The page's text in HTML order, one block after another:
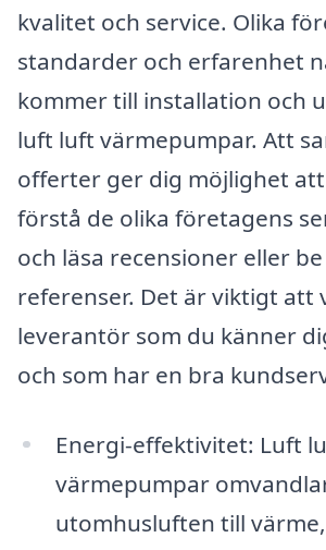
kvalitet och service. Olika
standarder och erfarenhet
kommer till installation och
luft luft värmepumpar. Att
offerter ger dig möjlighet
förstå de olika företagens
och läsa recensioner eller
referenser. Det är viktigt att
leverantör som du känner
och som har en bra
Energi-effektivitet: Luft
värmepumpar
utomhusluften till